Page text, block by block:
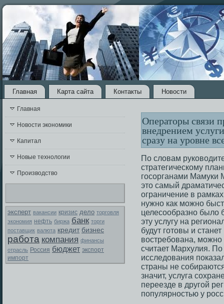
Главная Карта сайта Контакты Новости
Главная
Новости экономики
Капитал
Новые технологии
Производство
эксперт вакансии кризис дело торговля
экономия нефть биржа банк торги
поставщик валюта кредит бизнес
работа компания финансы
отрасль Россия бюджет экспорт
импорт
Операторы связи
внедрением
сразу на уровне
По словам
стратегическому
госорганами Мамуки
это самый
ограничение в
нужно как можно
целесообразно было
эту услугу на
будут готовы и
востребована,
считает Мархулия.
исследования
страны не
значит, услуга
переезде в другой
популярностью у